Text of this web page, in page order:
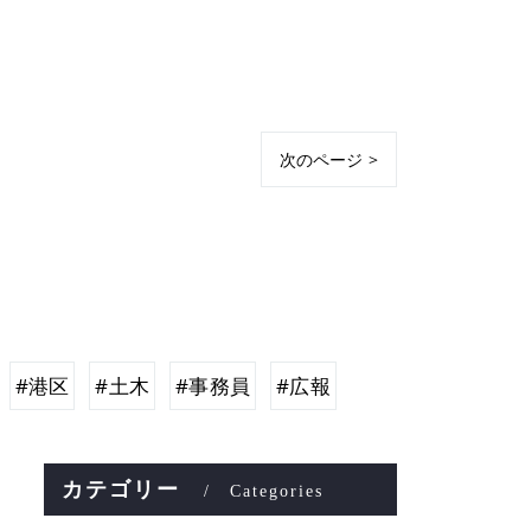
次のページ >
#港区 #土木 #事務員 #広報
カテゴリー Categories